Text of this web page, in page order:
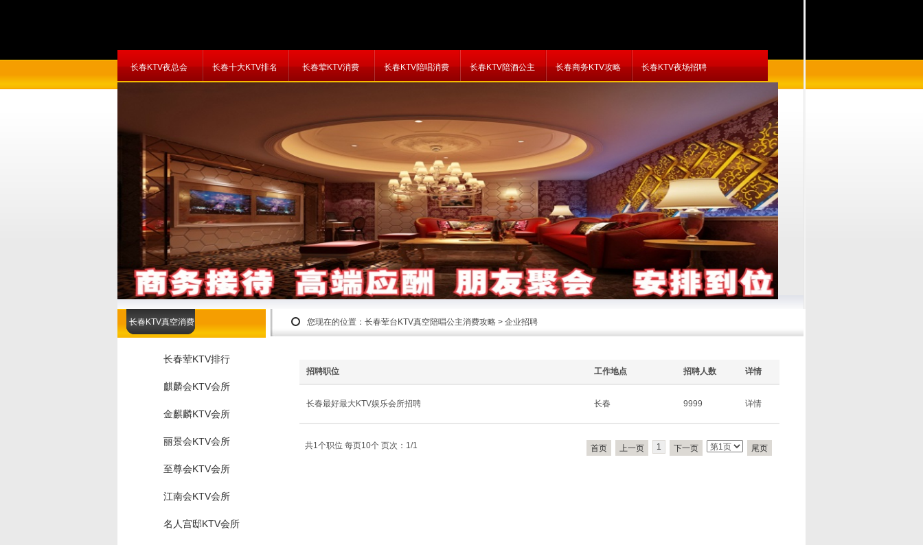
长春KTV夜总会 长春十大KTV排名 长春荤KTV消费 长春KTV陪唱消费 长春KTV陪酒公主 长春商务KTV攻略 长春KTV夜场招聘
长春KTV真空消费
长春荤KTV排行
麒麟会KTV会所
金麒麟KTV会所
丽景会KTV会所
至尊会KTV会所
江南会KTV会所
名人宫邸KTV会所
您现在的位置： 长春荤台KTV真空陪唱公主消费攻略 > 企业招聘
招聘职位 详情
招聘人数
工作地点
长春最好最大KTV娱乐会所招聘 详情
9999
长春
共1个职位 每页10个 页次：1/1 首页 上一页 1 下一页 尾页